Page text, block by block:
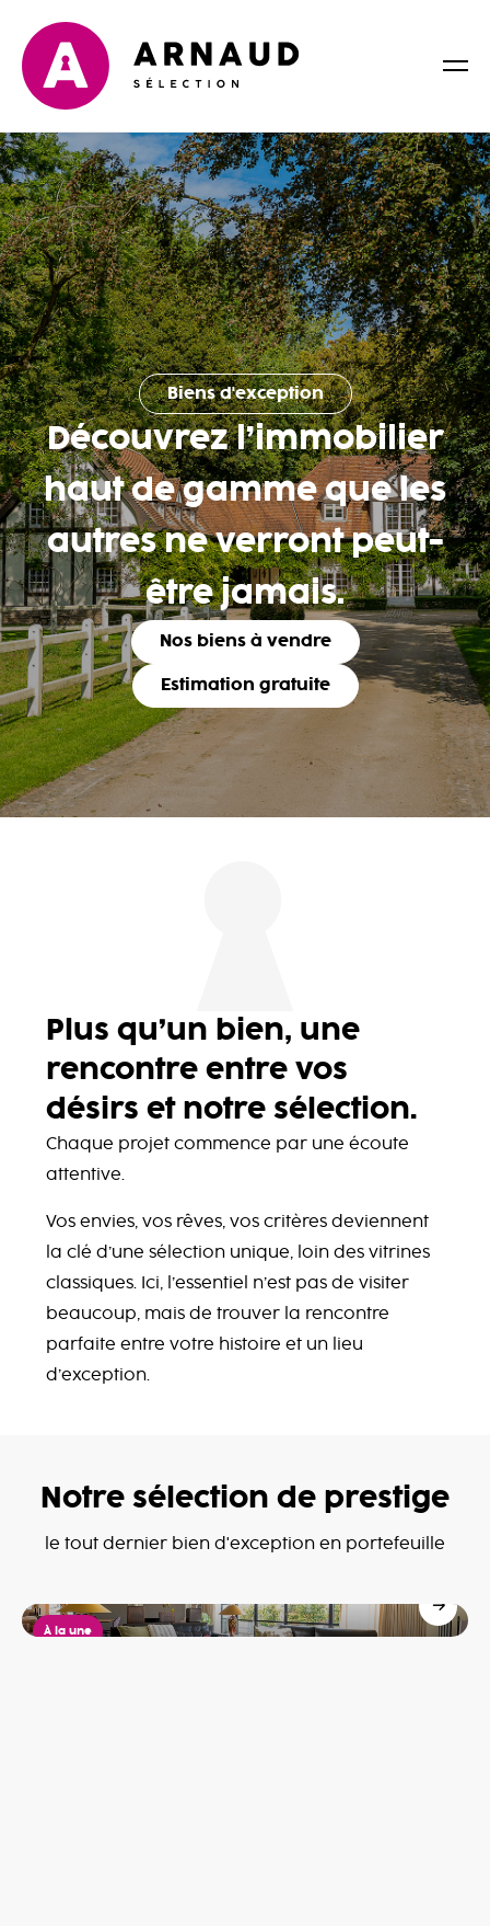
Biens d'exception
Découvrez l’immobilier
haut de gamme que les
autres ne verront peut-
être jamais.
Nos biens à vendre
Estimation gratuite
Plus qu’un bien, une
rencontre entre vos
désirs et notre sélection.
Chaque projet commence par une écoute
attentive.
Vos envies, vos rêves, vos critères deviennent
la clé d’une sélection unique, loin des vitrines
classiques. Ici, l’essentiel n’est pas de visiter
beaucoup, mais de trouver la rencontre
parfaite entre votre histoire et un lieu
d’exception.
Notre sélection de prestige
le tout dernier bien d'exception en portefeuille
À la une
Penthouse